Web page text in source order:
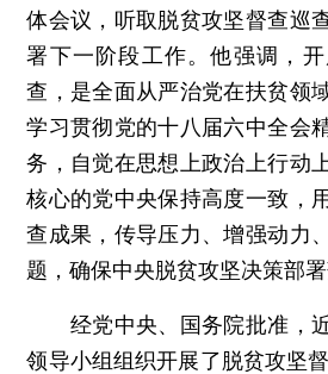
体会议，听取脱贫攻坚督查巡
署下一阶段工作。他强调，
查，是全面从严治党在扶贫领
学习贯彻党的十八届六中全会
务，自觉在思想上政治上行动
核心的党中央保持高度一致，
查成果，传导压力、增强动力
题，确保中央脱贫攻坚决策部署
经党中央、国务院批准，
领导小组组织开展了脱贫攻坚